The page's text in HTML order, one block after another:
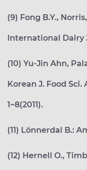
(9) Fong B.Y.,
International Dairy
(10) Yu-Jin Ahn,
Korean J. Food Sci.
1~8(2011).
(11) Lönnerdal B.:
(12) Hernell O.,